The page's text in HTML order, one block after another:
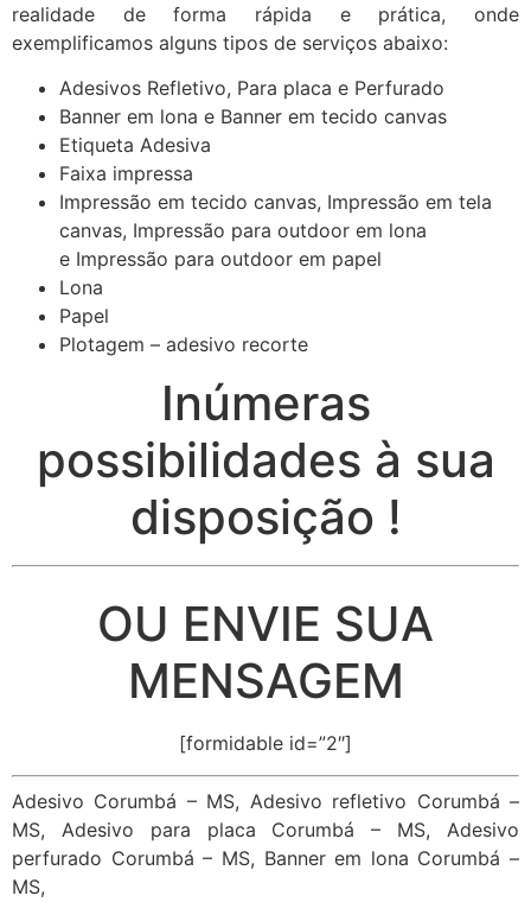
realidade de forma rápida e prática, onde
exemplificamos alguns tipos de serviços abaixo:
Adesivos Refletivo, Para placa e Perfurado
Banner em lona e Banner em tecido canvas
Etiqueta Adesiva
Faixa impressa
Impressão em tecido canvas, Impressão em tela
canvas, Impressão para outdoor em lona
e Impressão para outdoor em papel
Lona
Papel
Plotagem – adesivo recorte
Inúmeras
possibilidades à sua
disposição !
OU ENVIE SUA
MENSAGEM
[formidable id=”2″]
Adesivo Corumbá – MS, Adesivo refletivo Corumbá –
MS, Adesivo para placa Corumbá – MS, Adesivo
perfurado Corumbá – MS, Banner em lona Corumbá –
MS,